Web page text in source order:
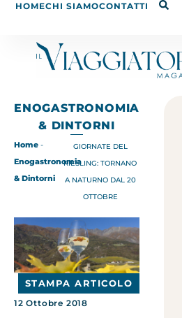
HOMECHI SIAMOCONTATTI
ENOGASTRONOMIA
& DINTORNI
Home -
Enogastronomia
& Dintorni
GIORNATE DEL
RIESLING: TORNANO
A NATURNO DAL 20
OTTOBRE
STAMPA ARTICOLO
12 Ottobre 2018